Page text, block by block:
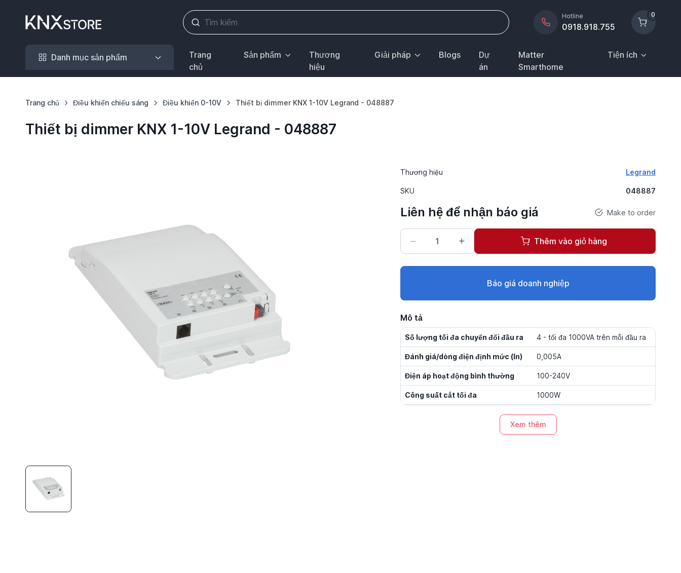
Hotline
0918.918.755
0
Danh mục sản phẩm
Danh mục sản phẩm
Trang
chủ
Sản phẩm
Thương
hiệu
Giải pháp Blogs
Dự
án
Matter
Smarthome
Tiện ích
Trang chủ Điều khiển chiếu sáng Điều khiển 0-10V Thiết bị dimmer KNX 1-10V Legrand - 048887
Thiết bị dimmer KNX 1-10V Legrand - 048887
Thương hiệu Legrand
SKU 048887
Liên hệ để nhận báo giá Make to order
Thêm vào giỏ hàng
Báo giá doanh nghiệp
Mô tả
Số lượng tối đa chuyển đổi đầu ra 4 - tối đa 1000VA trên mỗi đầu ra
Đánh giá/dòng điện định mức (In) 0,005A
Điện áp hoạt động bình thường 100-240V
Công suất cắt tối đa 1000W
Xem thêm